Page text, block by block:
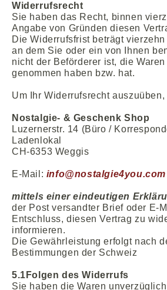
Widerrufsrecht
Sie haben das Recht, binnen
Angabe von Gründen diesen
Die Widerrufsfrist beträgt vierzehn
an dem Sie oder ein von Ihnen
nicht der Beförderer ist, die
genommen haben bzw. hat.
Um Ihr Widerrufsrecht
Nostalgie- & Geschenk Shop
Luzernerstr. 14 (Büro /
Ladenlokal
CH-6353 Weggis
E-Mail: info@nostalgie4you.com
mittels einer eindeutigen
der Post versandter Brief oder E-
Entschluss, diesen Vertrag zu
informieren.
Die Gewährleistung erfolgt nach
Bestimmungen der Schweiz
5.1 Folgen des Widerrufs
Sie haben die Waren